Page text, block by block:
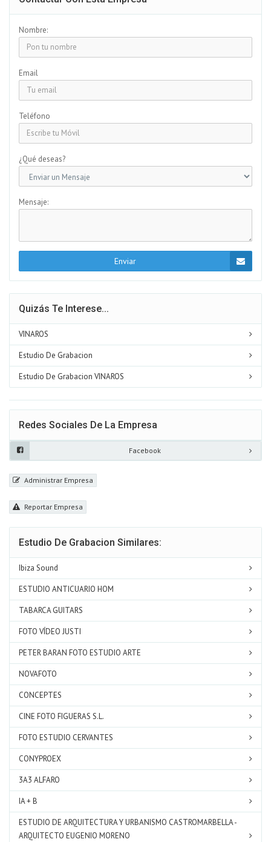
Nombre:
Email
Teléfono
¿Qué deseas?
Mensaje:
Enviar
Quizás Te Interese...
VINAROS
Estudio De Grabacion
Estudio De Grabacion VINAROS
Redes Sociales De La Empresa
Facebook
Administrar Empresa
Reportar Empresa
Estudio De Grabacion Similares:
Ibiza Sound
ESTUDIO ANTICUARIO HOM
TABARCA GUITARS
FOTO VÍDEO JUSTI
PETER BARAN FOTO ESTUDIO ARTE
NOVAFOTO
CONCEPTES
CINE FOTO FIGUERAS S.L.
FOTO ESTUDIO CERVANTES
CONYPROEX
3A3 ALFARO
IA + B
ESTUDIO DE ARQUITECTURA Y URBANISMO CASTROMARBELLA -
ARQUITECTO EUGENIO MORENO